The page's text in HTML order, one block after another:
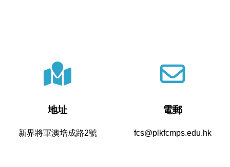
地址
新界將軍澳培成路2號
電郵
fcs@plkfcmps.edu.hk